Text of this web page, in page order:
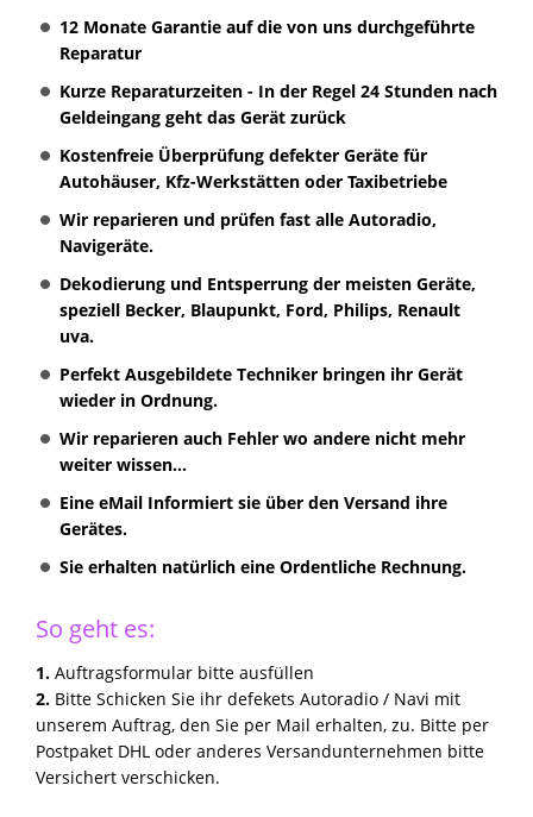
12 Monate Garantie auf die von uns durchgeführte
Reparatur
Kurze Reparaturzeiten - In der Regel 24 Stunden nach
Geldeingang geht das Gerät zurück
Kostenfreie Überprüfung defekter Geräte für
Autohäuser, Kfz-Werkstätten oder Taxibetriebe
Wir reparieren und prüfen fast alle Autoradio,
Navigeräte.
Dekodierung und Entsperrung der meisten Geräte,
speziell Becker, Blaupunkt, Ford, Philips, Renault
uva.
Perfekt Ausgebildete Techniker bringen ihr Gerät
wieder in Ordnung.
Wir reparieren auch Fehler wo andere nicht mehr
weiter wissen...
Eine eMail Informiert sie über den Versand ihre
Gerätes.
Sie erhalten natürlich eine Ordentliche Rechnung.
So geht es:
1. Auftragsformular bitte ausfüllen
2. Bitte Schicken Sie ihr defekets Autoradio / Navi mit
unserem Auftrag, den Sie per Mail erhalten, zu. Bitte per
Postpaket DHL oder anderes Versandunternehmen bitte
Versichert verschicken.